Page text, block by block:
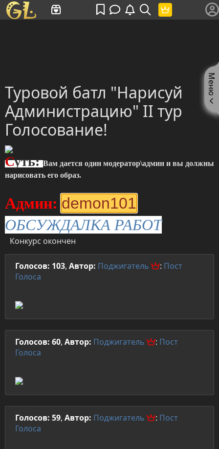
Туровой батл "Нарисуй
Администрацию" II тур
Голосование!
Суть:Вам дается один модератор\админ и вы должны
нарисовать его образ.
Админ: demon101
ОБСУЖДАЛКА РАБОТ
Конкурс окончен
Голосов: 103, Автор: Поджигатель : Пост
Голоса
Голосов: 60, Автор: Поджигатель : Пост
Голоса
Голосов: 59, Автор: Поджигатель : Пост
Голоса
Меню